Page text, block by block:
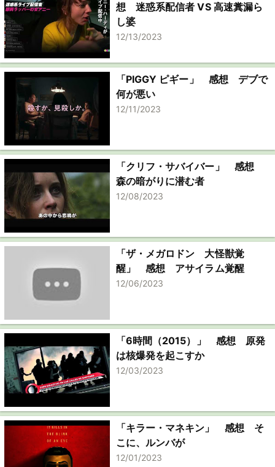
想 迷惑系配信者 VS 高速糞漏ら
し婆
12/13/2023
「PIGGY ピギー」 感想 デブで
何が悪い
12/11/2023
「クリフ・サバイバー」 感想
森の暗がりに潜む者
12/08/2023
「ザ・メガロドン 大怪獣覚
醒」 感想 アサイラム覚醒
12/06/2023
「6時間（2015）」 感想 原発
は核爆発を起こすか
12/03/2023
「キラー・マネキン」 感想 そ
こに、ルンバが
12/01/2023